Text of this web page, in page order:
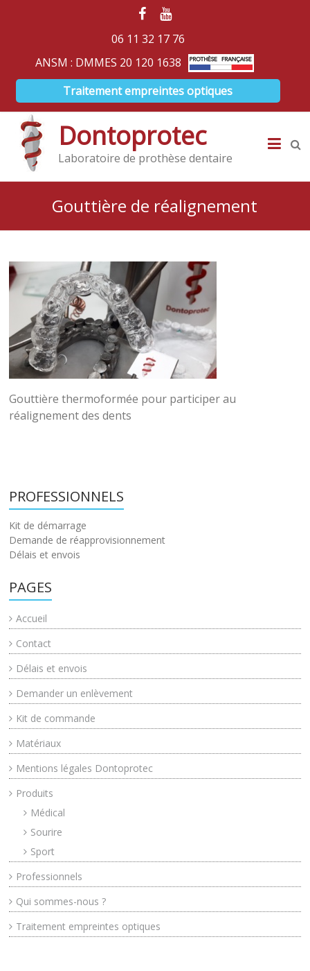
06 11 32 17 76
ANSM : DMMES 20 120 1638
Traitement empreintes optiques
Dontoprotec
Laboratoire de prothèse dentaire
Gouttière de réalignement
Gouttière thermoformée pour participer au
réalignement des dents
PROFESSIONNELS
Kit de démarrage
Demande de réapprovisionnement
Délais et envois
PAGES
Accueil
Contact
Délais et envois
Demander un enlèvement
Kit de commande
Matériaux
Mentions légales Dontoprotec
Produits
Médical
Sourire
Sport
Professionnels
Qui sommes-nous ?
Traitement empreintes optiques